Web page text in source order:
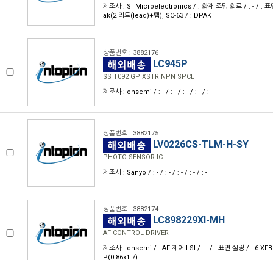
제조사 : STMicroelectronics / : 화재 조명 회로 / : - / : 표
ak(2 리드(lead)+탭), SC-63 / : DPAK
상품번호 : 3882176
LC945P
SS T092 GP XSTR NPN SPCL
제조사 : onsemi / : - / : - / : - / : - / : -
상품번호 : 3882175
LV0226CS-TLM-H-SY
PHOTO SENSOR IC
제조사 : Sanyo / : - / : - / : - / : - / : -
상품번호 : 3882174
LC898229XI-MH
AF CONTROL DRIVER
제조사 : onsemi / : AF 제어 LSI / : - / : 표면 실장 / : 6-
P(0.86x1.7)